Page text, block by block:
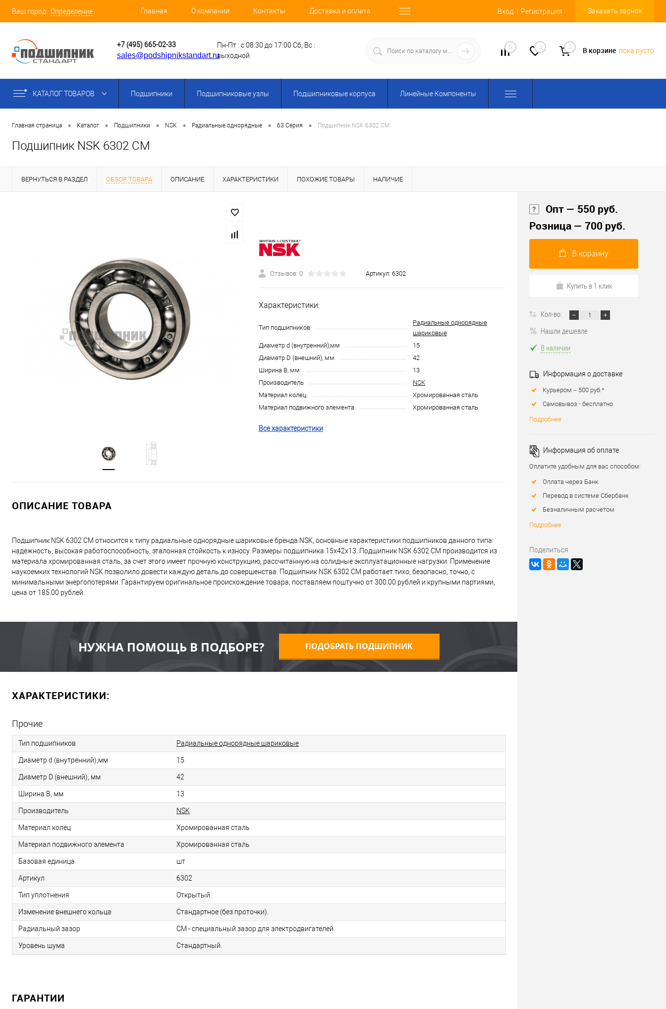
Ваш город: Определение Главная О компании Контакты Доставка и оплата Вход Регистрация Заказать звонок
+7 (495) 665-02-33
sales@podshipnikstandart.ru
Пн-Пт : с 08:30 до 17:00 Сб, Вс :
выходной
0 0 0 В корзине пока пусто
КАТАЛОГ ТОВАРОВ Подшипники Подшипниковые узлы Подшипниковые корпуса Линейные Компоненты
Главная страница • Каталог • Подшипники • NSK • Радиальные однорядные • 63 Серия • Подшипник NSK 6302 CM
Подшипник NSK 6302 CM
ВЕРНУТЬСЯ В РАЗДЕЛ ОБЗОР ТОВАРА ОПИСАНИЕ ХАРАКТЕРИСТИКИ ПОХОЖИЕ ТОВАРЫ НАЛИЧИЕ
Отзывов: 0 Артикул: 6302
Характеристики:
Тип подшипников
Радиальные однорядные
шариковые
Диаметр d (внутренний),мм
15
Диаметр D (внешний), мм
42
Ширина B, мм
13
Производитель
NSK
Материал колец
Хромированная сталь
Материал подвижного элемента
Хромированная сталь
Все характеристики
ОПИСАНИЕ ТОВАРА
Подшипник NSK 6302 CM относится к типу радиальные однорядные шариковые бренда NSK, основные характеристики подшипников данного типа:
надежность, высокая работоспособность, эталонная стойкость к износу. Размеры подшипника 15x42x13. Подшипник NSK 6302 CM производится из
материала хромированная сталь, за счет этого имеет прочную конструкцию, рассчитанную на солидные эксплуатационные нагрузки. Применение
наукоемких технологий NSK позволило довести каждую деталь до совершенства. Подшипник NSK 6302 CM работает тихо, безопасно, точно, с
минимальными энергопотерями. Гарантируем оригинальное происхождение товара, поставляем поштучно от 300.00 рублей и крупными партиями,
цена от 185.00 рублей.
НУЖНА ПОМОЩЬ В ПОДБОРЕ? ПОДОБРАТЬ ПОДШИПНИК
ХАРАКТЕРИСТИКИ:
Прочие
Тип подшипников Радиальные однорядные шариковые
Диаметр d (внутренний),мм 15
Диаметр D (внешний), мм 42
Ширина B, мм 13
Производитель NSK
Материал колец Хромированная сталь
Материал подвижного элемента Хромированная сталь
Базовая единица шт
Артикул 6302
Тип уплотнения Открытый.
Изменение внешнего кольца Стандартное (без проточки).
Радиальный зазор CM - специальный зазор для электродвигателей.
Уровень шума Стандартный.
ГАРАНТИИ
Опт — 550 руб.
Розница — 700 руб.
В корзину
Купить в 1 клик
Кол-во:
Нашли дешевле
В наличии
Информация о доставке
Курьером – 500 руб.*
Самовывоз - бесплатно
Подробнее
Информация об оплате
Оплатите удобным для вас способом:
Оплата через Банк
Перевод в системе Сбербанк
Безналичным расчетом
Подробнее
Поделиться